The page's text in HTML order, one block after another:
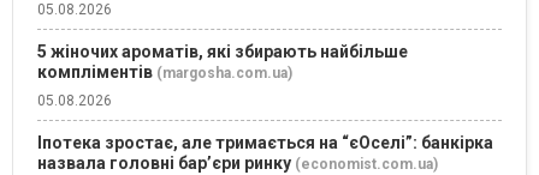
05.08.2026
5 жіночих ароматів, які збирають найбільше
компліментів (margosha.com.ua)
05.08.2026
Іпотека зростає, але тримається на “єОселі”: банкірка
назвала головні бар’єри ринку (economist.com.ua)